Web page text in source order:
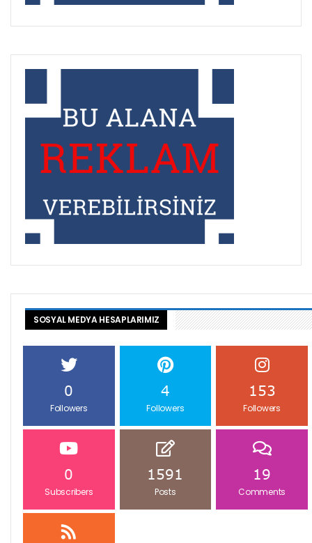
SOSYAL MEDYA HESAPLARIMIZ
0
Followers
4
Followers
153
Followers
0
Subscribers
1591
Posts
19
Comments